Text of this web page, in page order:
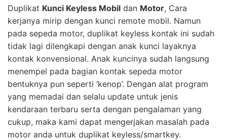
Duplikat Kunci Keyless Mobil dan Motor, Cara
kerjanya mirip dengan kunci remote mobil. Namun
pada sepeda motor, duplikat keyless kontak ini sudah
tidak lagi dilengkapi dengan anak kunci layaknya
kontak konvensional. Anak kuncinya sudah langsung
menempel pada bagian kontak sepeda motor
bentuknya pun seperti ‘kenop’. Dengan alat program
yang memadai dan selalu update untuk jenis
kendaraan terbaru serta dengan pengalaman yang
cukup, maka kami dapat mengerjakan masalah pada
motor anda untuk duplikat keyless/smartkey.